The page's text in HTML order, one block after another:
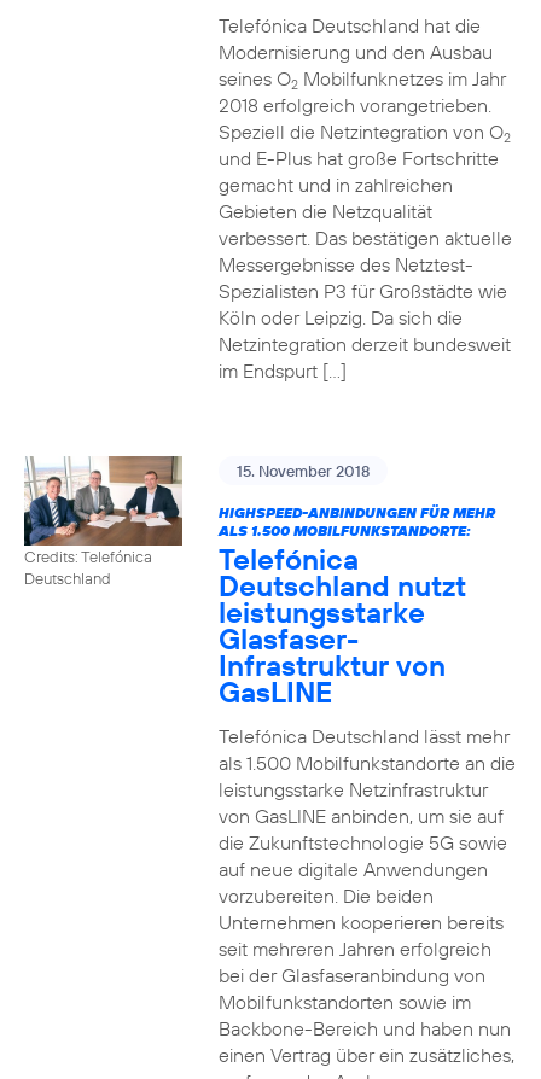
Telefónica Deutschland hat die
Modernisierung und den Ausbau
seines O2Mobilfunknetzes im Jahr
2018 erfolgreich vorangetrieben.
Speziell die Netzintegration von O2
und E-Plus hat große Fortschritte
gemacht und in zahlreichen
Gebieten die Netzqualität
verbessert. Das bestätigen aktuelle
Messergebnisse des Netztest-
Spezialisten P3 für Großstädte wie
Köln oder Leipzig. Da sich die
Netzintegration derzeit bundesweit
im Endspurt […]
Credits: Telefónica
Deutschland
15. November 2018
HIGHSPEED-ANBINDUNGEN FÜR MEHR
ALS 1.500 MOBILFUNKSTANDORTE:
Telefónica
Deutschland nutzt
leistungsstarke
Glasfaser-
Infrastruktur von
GasLINE
Telefónica Deutschland lässt mehr
als 1.500 Mobilfunkstandorte an die
leistungsstarke Netzinfrastruktur
von GasLINE anbinden, um sie auf
die Zukunftstechnologie 5G sowie
auf neue digitale Anwendungen
vorzubereiten. Die beiden
Unternehmen kooperieren bereits
seit mehreren Jahren erfolgreich
bei der Glasfaseranbindung von
Mobilfunkstandorten sowie im
Backbone-Bereich und haben nun
einen Vertrag über ein zusätzliches,